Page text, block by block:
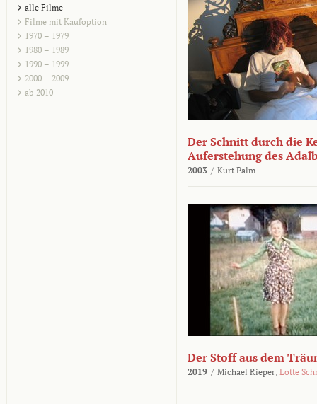
alle Filme
Filme mit Kaufoption
1970 – 1979
1980 – 1989
1990 – 1999
2000 – 2009
ab 2010
Der Schnitt durch die
Auferstehung des
2003 / Kurt Palm
Der Stoff aus dem
2019 / Michael Rieper, Lotte